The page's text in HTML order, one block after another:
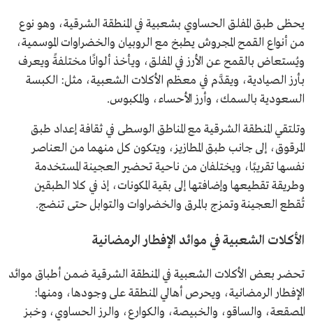
يحظى طبق المفلق الحساوي بشعبية في المنطقة الشرقية، وهو نوع
من أنواع القمح المجروش يطبخ مع الروبيان والخضراوات الموسمية،
ويُستعاض بالقمح عن الأرز في المفلق، ويأخذ ألوانًا مختلفةً ويعرف
بأرز الصيادية، ويقدَّم في معظم الأكلات الشعبية، مثل: الكبسة
السعودية بالسمك، وأرز الأحساء، والمكبوس.
وتلتقي المنطقة الشرقية مع المناطق الوسطى في ثقافة إعداد طبق
المرقوق، إلى جانب طبق المطازيز، ويتكون كل منهما من العناصر
نفسها تقريبًا، ويختلفان من ناحية تحضير العجينة المستخدمة
وطريقة تقطيعها وإضافتها إلى بقية المكونات، إذ في كلا الطبقين
تُقطع العجينة وتمزج بالمرق والخضراوات والتوابل حتى تنضج.
الأكلات الشعبية في موائد الإفطار الرمضانية
تحضر بعض الأكلات الشعبية في المنطقة الشرقية ضمن أطباق موائد
الإفطار الرمضانية، ويحرص أهالي المنطقة على وجودها، ومنها:
المصقعة، والساقو، والخبيصة، والكوارع، والرز الحساوي، وخبز